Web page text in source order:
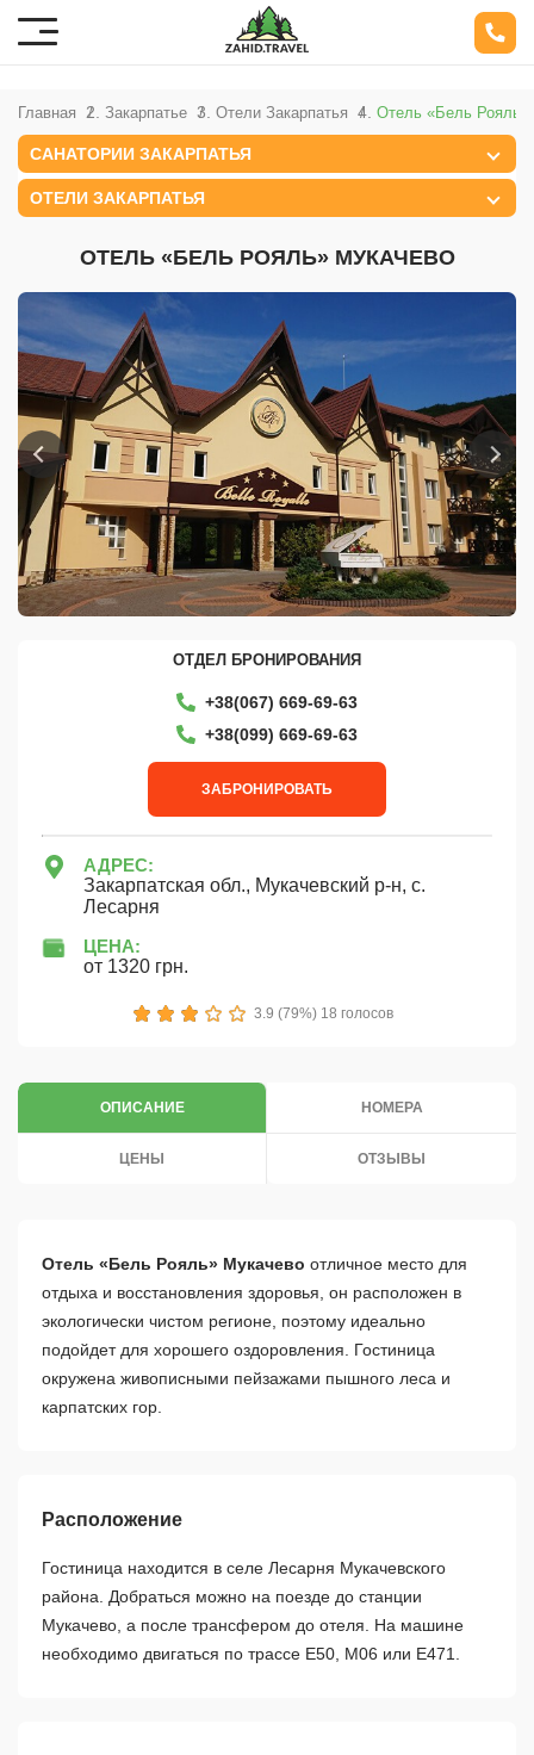
САНАТОРИИ ЗАКАРПАТЬЯ
ОТЕЛИ ЗАКАРПАТЬЯ
ОТЕЛЬ «БЕЛЬ РОЯЛЬ» МУКАЧЕВО
Главная Закарпатье Отели Закарпатья Отель «Бель Рояль»
ОТДЕЛ БРОНИРОВАНИЯ
+38(067) 669-69-63
+38‎(099) 669-69-63
ЗАБРОНИРОВАТЬ
АДРЕС:
Закарпатская обл., Мукачевский р-н, с.
Лесарня
ЦЕНА:
от 1320 грн.
1 2 3 4 5 3.9 (79%) 18 голосов
ОПИСАНИЕ НОМЕРА
ЦЕНЫ ОТЗЫВЫ
Отель «Бель Рояль» Мукачево отличное место для
отдыха и восстановления здоровья, он расположен в
экологически чистом регионе, поэтому идеально
подойдет для хорошего оздоровления. Гостиница
окружена живописными пейзажами пышного леса и
карпатских гор.
Расположение
Гостиница находится в селе Лесарня Мукачевского
района. Добраться можно на поезде до станции
Мукачево, а после трансфером до отеля. На машине
необходимо двигаться по трассе Е50, М06 или Е471.